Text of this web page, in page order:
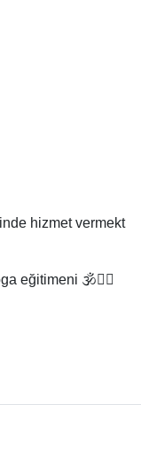
hizmet vermekt
eğitimeni 🕉🧘‍♀️